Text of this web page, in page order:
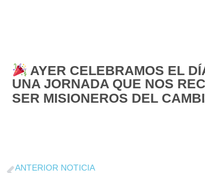
AYER CELEBRAMOS EL
UNA JORNADA QUE NOS
SER MISIONEROS DEL
ANTERIOR NOTICIA